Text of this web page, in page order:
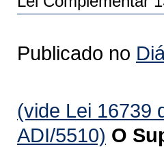
Publicado no
(vide Lei 16739
ADI/5510) O